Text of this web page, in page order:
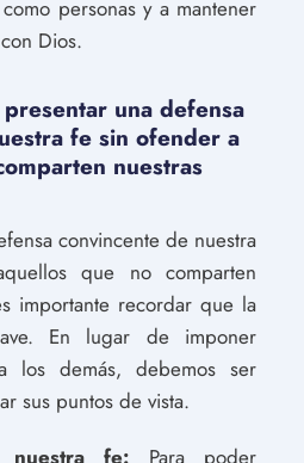
personas y a mantener
Dios.
una defensa
fe sin ofender a
nuestras
convincente de nuestra
que no comparten
importante recordar que la
En lugar de imponer
los demás, debemos ser
sus puntos de vista.
fe: Para poder